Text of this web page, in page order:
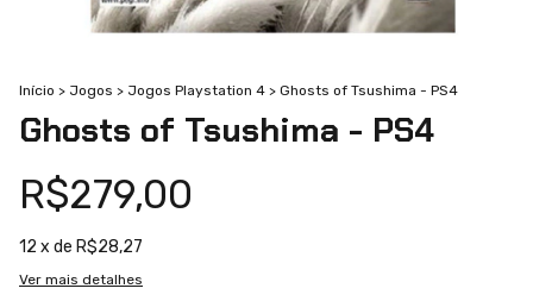
Início > Jogos > Jogos Playstation 4 > Ghosts of Tsushima - PS4
Ghosts of Tsushima - PS4
R$279,00
12 x de R$28,27
Ver mais detalhes